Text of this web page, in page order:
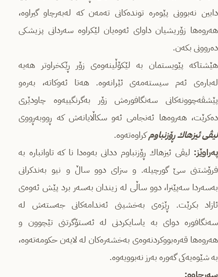
دابین نه‌بوونی پێوه‌ره‌ تونده‌كانی ته‌مه‌ن كه‌ له‌به‌رچاو گیراوه‌،
هه‌روه‌ها زۆریشیان داوای ئه‌وه‌یان لێكراوه‌ سه‌ردانی پزیشكی
ده‌روونی بكه‌ن.
هێشتاكه‌ پێویستمان به‌ لێكۆڵینه‌وه‌ی زۆر ڕێكخراوتر هه‌یه‌
له‌باره‌ی ئه‌م سیسته‌مه‌ی ئێرانه‌وه‌. هه‌تا ئه‌وكاته‌، به‌ره‌و
پێشڤه‌چوونه‌كانی سه‌نگافوره‌ش‌ زۆر به‌گرنگییه‌وه‌ چاودێری
ده‌كرێت‌، هه‌روه‌ها ئه‌نجامی ئه‌و سكاڵایانه‌ش كه‌ ڕووبه‌ڕووی
لیڤی ئیزهاك ڕۆزنباومكراوه‌ته‌وه‌.
په‌راوێز: لیڤی ئیزهاك ڕۆزنباوم ددانی به‌وه‌دا نا كه‌ تاوانباره‌ به‌
فرۆشتنی سێ گورچیله‌. و سزای دوو ساڵ و نیو به‌ندكرانی
به‌سه‌ردا سه‌پێنرا، دوو ساڵی له‌ زیندان به‌سه‌ر برد پێش ئه‌وه‌ی
ئازاد بكرێت. ڕێژه‌ی به‌خشینی ئه‌ندامه‌كانی جه‌سته‌ش له‌
سه‌نگافوره‌ دوای به‌ یاسایكردنی له‌ ئه‌ستۆگرتنی تێچوون و
هه‌روه‌ها قه‌ره‌بووكردنه‌وه‌ی به‌خشه‌ره‌كان له‌ لایه‌ن حكومه‌ته‌وه‌،
به‌ شێوه‌یه‌كی گه‌وره به‌رز نه‌بوویه‌وه‌.‌